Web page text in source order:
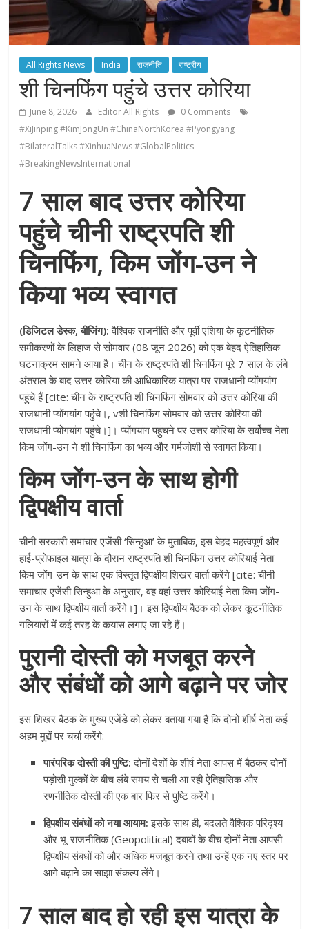
All Rights News India राजनीति राष्ट्रीय
शी चिनफिंग पहुंचे उत्तर कोरिया
June 8, 2026 Editor All Rights
0 Comments
#XiJinping #KimJongUn #ChinaNorthKorea #Pyongyang
#BilateralTalks #XinhuaNews #GlobalPolitics
#BreakingNewsInternational
7 साल बाद उत्तर कोरिया
पहुंचे चीनी राष्ट्रपति शी
चिनफिंग, किम जोंग-उन ने
किया भव्य स्वागत
(डिजिटल डेस्क, बीजिंग): वैश्विक राजनीति और पूर्वी एशिया के कूटनीतिक
समीकरणों के लिहाज से सोमवार (08 जून 2026) को एक बेहद ऐतिहासिक
घटनाक्रम सामने आया है। चीन के राष्ट्रपति शी चिनफिंग पूरे 7 साल के लंबे
अंतराल के बाद उत्तर कोरिया की आधिकारिक यात्रा पर राजधानी प्योंगयांग
पहुंचे हैं [cite: चीन के राष्ट्रपति शी चिनफिंग सोमवार को उत्तर कोरिया की
राजधानी प्योंगयांग पहुंचे।, vशी चिनफिंग सोमवार को उत्तर कोरिया की
राजधानी प्योंगयांग पहुंचे।]। प्योंगयांग पहुंचने पर उत्तर कोरिया के सर्वोच्च नेता
किम जोंग-उन ने शी चिनफिंग का भव्य और गर्मजोशी से स्वागत किया।
किम जोंग-उन के साथ होगी
द्विपक्षीय वार्ता
चीनी सरकारी समाचार एजेंसी ‘सिन्हुआ’ के मुताबिक, इस बेहद महत्वपूर्ण और
हाई-प्रोफाइल यात्रा के दौरान राष्ट्रपति शी चिनफिंग उत्तर कोरियाई नेता
किम जोंग-उन के साथ एक विस्तृत द्विपक्षीय शिखर वार्ता करेंगे [cite: चीनी
समाचार एजेंसी सिन्हुआ के अनुसार, वह वहां उत्तर कोरियाई नेता किम जोंग-
उन के साथ द्विपक्षीय वार्ता करेंगे।]। इस द्विपक्षीय बैठक को लेकर कूटनीतिक
गलियारों में कई तरह के कयास लगाए जा रहे हैं।
पुरानी दोस्ती को मजबूत करने
और संबंधों को आगे बढ़ाने पर जोर
इस शिखर बैठक के मुख्य एजेंडे को लेकर बताया गया है कि दोनों शीर्ष नेता कई
अहम मुद्दों पर चर्चा करेंगे:
पारंपरिक दोस्ती की पुष्टि: दोनों देशों के शीर्ष नेता आपस में बैठकर दोनों
पड़ोसी मुल्कों के बीच लंबे समय से चली आ रही ऐतिहासिक और
रणनीतिक दोस्ती की एक बार फिर से पुष्टि करेंगे।
द्विपक्षीय संबंधों को नया आयाम: इसके साथ ही, बदलते वैश्विक परिदृश्य
और भू-राजनीतिक (Geopolitical) दबावों के बीच दोनों नेता आपसी
द्विपक्षीय संबंधों को और अधिक मजबूत करने तथा उन्हें एक नए स्तर पर
आगे बढ़ाने का साझा संकल्प लेंगे।
7 साल बाद हो रही इस यात्रा के